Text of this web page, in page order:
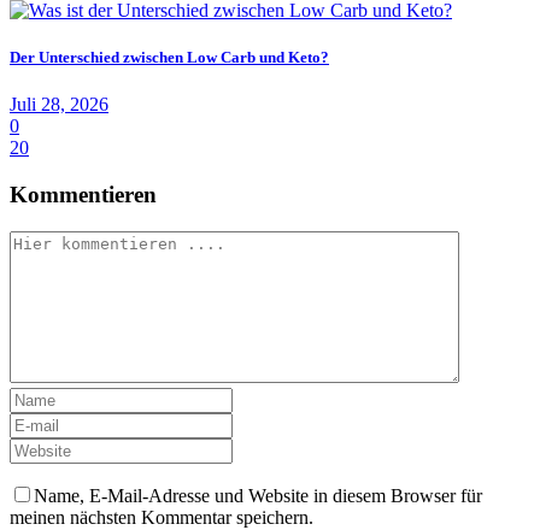
Der Unterschied zwischen Low Carb und Keto?
Juli 28, 2026
0
20
Kommentieren
Name, E-Mail-Adresse und Website in diesem Browser für
meinen nächsten Kommentar speichern.